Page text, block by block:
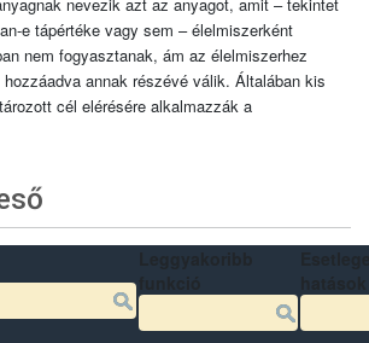
e tápértéke vagy sem – élelmiszerként
nem fogyasztanak, ám az élelmiszerhez
annak részévé válik. Általában kis
cél elérésére alkalmazzák a